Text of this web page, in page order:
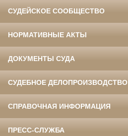
СУДЕЙСКОЕ СООБЩЕСТВО
НОРМАТИВНЫЕ АКТЫ
ДОКУМЕНТЫ СУДА
СУДЕБНОЕ ДЕЛОПРОИЗВОДСТВО
СПРАВОЧНАЯ ИНФОРМАЦИЯ
ПРЕСС-СЛУЖБА